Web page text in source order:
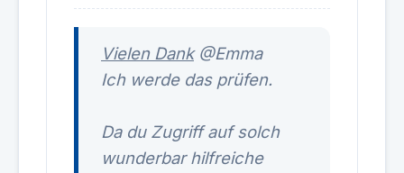
Vielen Dank@Emma
Ich werde das prüfen.
Da du Zugriff auf solch
wunderbar hilfreiche